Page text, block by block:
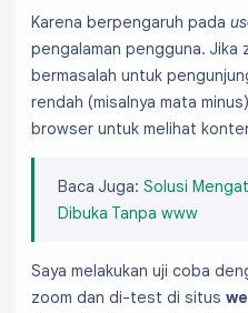
Karena berpengaruh pada
pengalaman pengguna. Jika
bermasalah untuk
rendah (misalnya mata
browser untuk melihat
Baca Juga: Solusi
Dibuka Tanpa www
Saya melakukan uji coba
zoom dan di-test di situs